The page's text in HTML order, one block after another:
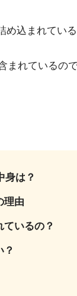
込まれている
まれているの
身は？
理由
いるの？
？